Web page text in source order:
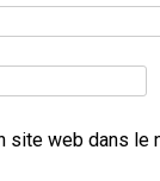
site web dans le